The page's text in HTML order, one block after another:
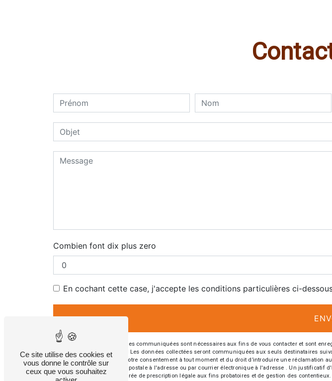
Combien font dix plus zero
En cochant cette case, j'accepte les conditions particulières ci-
** Les données personnelles communiquées sont nécessaires aux fins de vous contacter et sont
répondre à votre message. Les données collectées seront communiquées aux seuls destinataires
d’opposition, de retrait de votre consentement à tout moment et du droit d’introduire une réclamation
exercer ces droits par voie postale à l'adresse ou par courrier électronique à l'adresse . Un justificatif
contact puis pendant la durée de prescription légale aux fins probatoires et de gestion des
Ce site utilise des cookies et
vous donne le contrôle sur
ceux que vous souhaitez